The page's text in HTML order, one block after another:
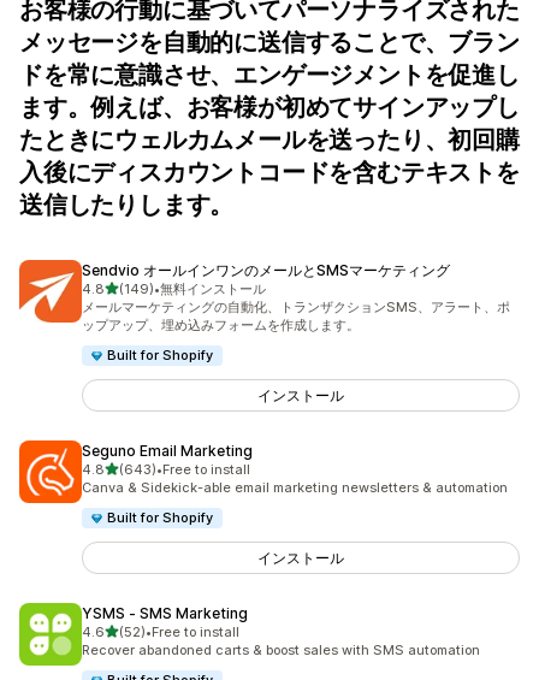
お客様の行動に基づいてパーソナライズされた
メッセージを自動的に送信することで、ブラン
ドを常に意識させ、エンゲージメントを促進し
ます。例えば、お客様が初めてサインアップし
たときにウェルカムメールを送ったり、初回購
入後にディスカウントコードを含むテキストを
送信したりします。
Sendvio オールインワンのメールとSMSマーケティング
4.85つ星中
(149)
合計レビュー数：149件
•無料インストール
メールマーケティングの自動化、トランザクションSMS、アラート、ポ
ップアップ、埋め込みフォームを作成します。
Built for Shopify
インストール
Seguno Email Marketing
4.85つ星中
(643)
合計レビュー数：643件
•Free to install
Canva & Sidekick-able email marketing newsletters & automation
Built for Shopify
インストール
YSMS ‑ SMS Marketing
4.65つ星中
(52)
合計レビュー数：52件
•Free to install
Recover abandoned carts & boost sales with SMS automation